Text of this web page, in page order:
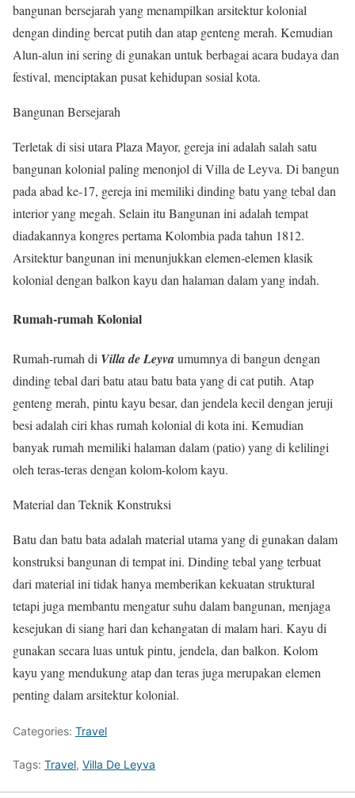
bangunan bersejarah yang menampilkan arsitektur kolonial
dengan dinding bercat putih dan atap genteng merah. Kemudian
Alun-alun ini sering di gunakan untuk berbagai acara budaya dan
festival, menciptakan pusat kehidupan sosial kota.
Bangunan Bersejarah
Terletak di sisi utara Plaza Mayor, gereja ini adalah salah satu
bangunan kolonial paling menonjol di Villa de Leyva. Di bangun
pada abad ke-17, gereja ini memiliki dinding batu yang tebal dan
interior yang megah. Selain itu Bangunan ini adalah tempat
diadakannya kongres pertama Kolombia pada tahun 1812.
Arsitektur bangunan ini menunjukkan elemen-elemen klasik
kolonial dengan balkon kayu dan halaman dalam yang indah.
Rumah-rumah Kolonial
Rumah-rumah di Villa de Leyvaumumnya di bangun dengan
dinding tebal dari batu atau batu bata yang di cat putih. Atap
genteng merah, pintu kayu besar, dan jendela kecil dengan jeruji
besi adalah ciri khas rumah kolonial di kota ini. Kemudian
banyak rumah memiliki halaman dalam (patio) yang di kelilingi
oleh teras-teras dengan kolom-kolom kayu.
Material dan Teknik Konstruksi
Batu dan batu bata adalah material utama yang di gunakan dalam
konstruksi bangunan di tempat ini. Dinding tebal yang terbuat
dari material ini tidak hanya memberikan kekuatan struktural
tetapi juga membantu mengatur suhu dalam bangunan, menjaga
kesejukan di siang hari dan kehangatan di malam hari. Kayu di
gunakan secara luas untuk pintu, jendela, dan balkon. Kolom
kayu yang mendukung atap dan teras juga merupakan elemen
penting dalam arsitektur kolonial.
Categories: Travel
Tags: Travel, Villa De Leyva